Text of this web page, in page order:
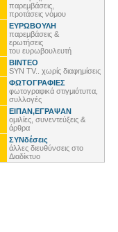
παρεμβάσεις,
προτάσεις νόμου
ΕΥΡΩΒΟΥΛΗ
παρεμβάσεις &
ερωτήσεις
του ευρωβουλευτή
ΒΙΝΤΕΟ
SYN TV.. χωρίς διαφημίσεις
ΦΩΤΟΓΡΑΦΙΕΣ
φωτογραφικά στιγμιότυπα,
συλλογές
ΕΙΠΑΝ,ΕΓΡΑΨΑΝ
ομιλίες, συνεντεύξεις &
άρθρα
ΣΥΝδέσεις
άλλες διευθύνσεις στο
Διαδίκτυο